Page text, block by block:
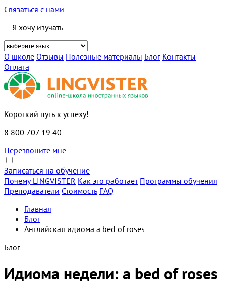
Связаться с нами
— Я хочу изучать
О школе Отзывы Полезные материалы Блог Контакты
Оплата
Короткий путь к успеху!
8 800 707 19 40
Перезвоните мне
Записаться на обучение
Почему LINGVISTER Как это работает Программы обучения
Преподаватели Стоимость FAQ
Главная
Блог
Английская идиома a bed of roses
Блог
Идиома недели: a bed of roses